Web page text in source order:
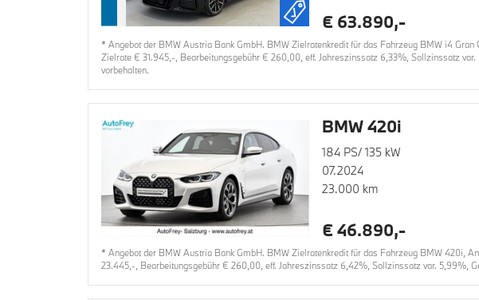
€ 63.890,-
* Angebot der BMW Austria Bank GmbH. BMW Zielratenkredit für das Fahrzeug BMW i4
Zielrate € 31.945,-, Bearbeitungsgebühr € 260,00, eff. Jahreszinssatz 6,33%, Sollzinssatz
vorbehalten.
BMW 420i
184 PS/ 135 kW
07.2024
23.000 km
€ 46.890,-
* Angebot der BMW Austria Bank GmbH. BMW Zielratenkredit für das Fahrzeug BMW
23.445,-, Bearbeitungsgebühr € 260,00, eff. Jahreszinssatz 6,42%, Sollzinssatz var. 5,99%,